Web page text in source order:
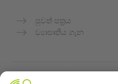
පුවත් පත්‍රය
ව්‍යාපෘතිය ගැන